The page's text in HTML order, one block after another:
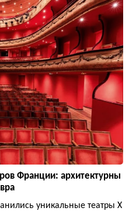
Франции: архитектурны
уникальные театры X